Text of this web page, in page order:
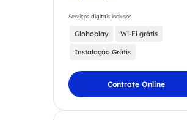
Serviços digitais inclusos
Globoplay Wi-Fi grátis
Instalação Grátis
Contrate Online